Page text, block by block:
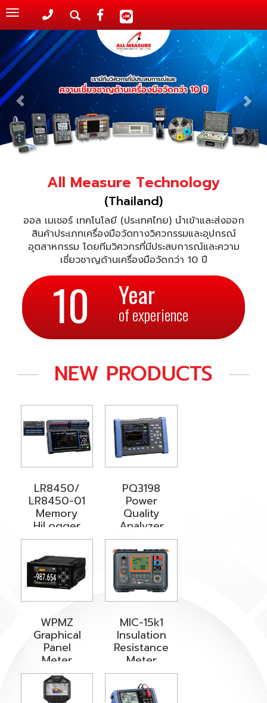
Toggle
navigation
All Measure Technology
(Thailand)
ออล เมเชอร์ เทคโนโลยี (ประเทศไทย) นำเข้าและส่งออก
สินค้าประเภทเครื่องมือวัดทางวิศวกรรมและอุปกรณ์
อุตสาหกรรม โดยทีมวิศวกรที่มีประสบการณ์และความ
เชี่ยวชาญด้านเครื่องมือวัดกว่า 10 ปี
10 Year
of experience
NEW PRODUCTS
LR8450/
LR8450-01
Memory
HiLogger
PQ3198
Power
Quality
Analyzer
WPMZ
Graphical
Panel
Meter
MIC-15k1
Insulation
Resistance
Meter